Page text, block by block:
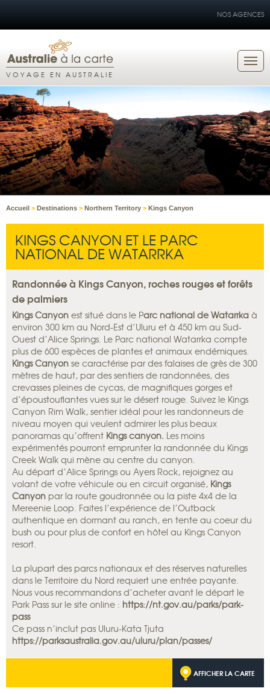
NOS AGENCES
VOYAGE EN AUSTRALIE
Accueil > Destinations > Northern Territory > Kings Canyon
KINGS CANYON ET LE PARC
NATIONAL DE WATARRKA
Randonnée à Kings Canyon, roches rouges et forêts
de palmiers
Kings Canyon est situé dans le Parc national de Watarrka à
environ 300 km au Nord-Est d’Uluru et à 450 km au Sud-
Ouest d’Alice Springs. Le Parc national Watarrka compte
plus de 600 espèces de plantes et animaux endémiques.
Kings Canyon se caractérise par des falaises de grès de 300
mètres de haut, par des sentiers de randonnées, des
crevasses pleines de cycas, de magnifiques gorges et
d’époustouflantes vues sur le désert rouge. Suivez le Kings
Canyon Rim Walk, sentier idéal pour les randonneurs de
niveau moyen qui veulent admirer les plus beaux
panoramas qu’offrent Kings canyon. Les moins
expérimentés pourront emprunter la randonnée du Kings
Creek Walk qui mène au centre du canyon.
Au départ d’Alice Springs ou Ayers Rock, rejoignez au
volant de votre véhicule ou en circuit organisé, Kings
Canyon par la route goudronnée ou la piste 4x4 de la
Mereenie Loop. Faites l’expérience de l’Outback
authentique en dormant au ranch, en tente au coeur du
bush ou pour plus de confort en hôtel au Kings Canyon
resort.
La plupart des parcs nationaux et des réserves naturelles
dans le Territoire du Nord requiert une entrée payante.
Nous vous recommandons d’acheter avant le départ le
Park Pass sur le site online : https://nt.gov.au/parks/park-
pass
Ce pass n’inclut pas Uluru-Kata Tjuta
https://parksaustralia.gov.au/uluru/plan/passes/
AFFICHER LA CARTE